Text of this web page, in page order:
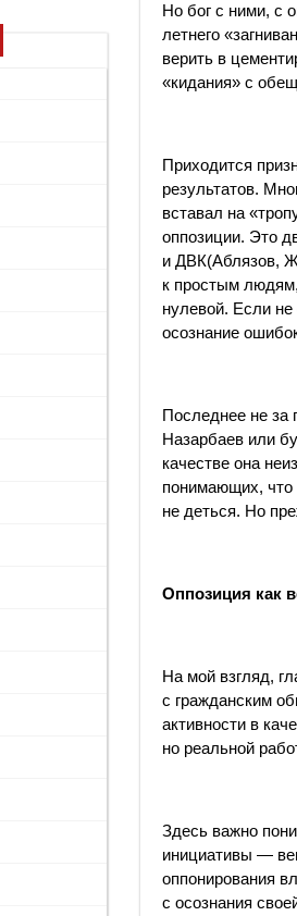
Но бог с ними, с
летнего
верить в
«кидания» с
Приходится
результатов.
вставал на
оппозиции. Это
и ДВК(Аблязов,
к простым
нулевой. Если не
осознание
Последнее не за
Назарбаев или
качестве она
понимающих, что
не деться. Но
Оппозиция как
На мой взгляд,
с гражданским
активности в
но реальной
Здесь важно
инициативы —
оппонирования
с осознания